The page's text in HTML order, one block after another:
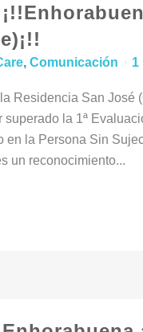
, Comunicación 1
Residencia San José
superado la 1ª
en la Persona Sin
un reconocimiento...